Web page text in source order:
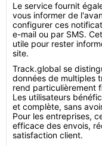
Le service fournit
vous informer de
configurer ces
e-mail ou par SMS.
utile pour rester
site.
Track.global se
données de multiples
rend particulièrement
Les utilisateurs
et complète, sans
Pour les entreprises,
efficace des envois,
satisfaction client.